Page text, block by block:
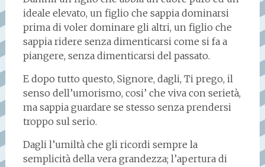
ideale elevato, un figlio che sappia dominarsi
prima di voler dominare gli altri, un figlio che
sappia ridere senza dimenticarsi come si fa a
piangere, senza dimenticarsi del passato.
E dopo tutto questo, Signore, dagli, Ti prego, il
senso dell’umorismo, cosi’ che viva con serietà,
ma sappia guardare se stesso senza prendersi
troppo sul serio.
Dagli l’umiltà che gli ricordi sempre la
semplicità della vera grandezza; l’apertura di